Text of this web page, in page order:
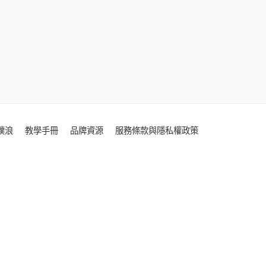
浪 教學手冊 品牌資源 服務條款與隱私權政策